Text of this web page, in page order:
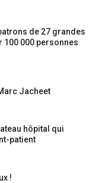
de 27 grandes
100 000 personnes
Jacheet
hôpital qui
patient
!